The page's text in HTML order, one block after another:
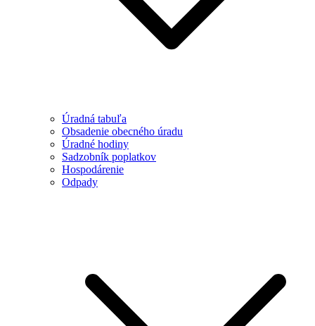
Úradná tabuľa
Obsadenie obecného úradu
Úradné hodiny
Sadzobník poplatkov
Hospodárenie
Odpady